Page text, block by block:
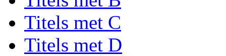
Titels met C
Titels met D